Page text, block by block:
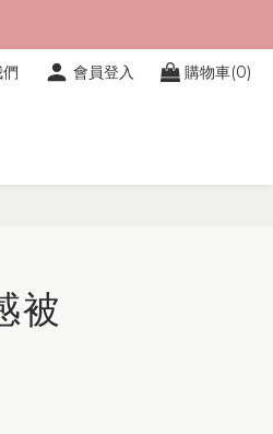
會員登入 購物車(0)
被